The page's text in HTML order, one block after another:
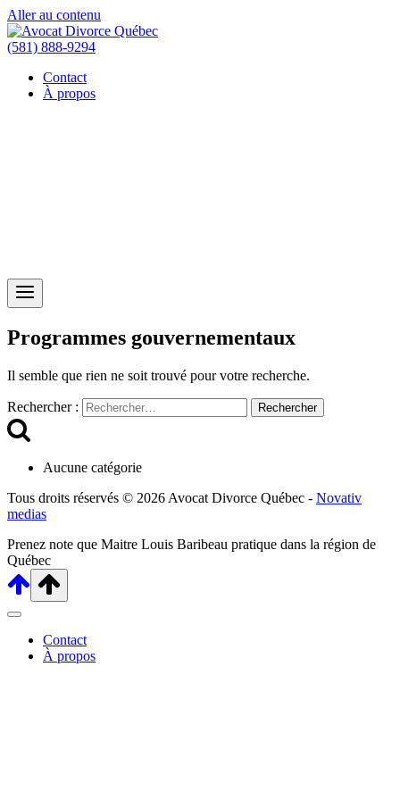
Aller au contenu
(581) 888-9294
Contact
À propos
Programmes gouvernementaux
Il semble que rien ne soit trouvé pour votre recherche.
Rechercher :
Aucune catégorie
Tous droits réservés © 2026 Avocat Divorce Québec - Novativ
medias
Prenez note que Maitre Louis Baribeau pratique dans la région de
Québec
Contact
À propos